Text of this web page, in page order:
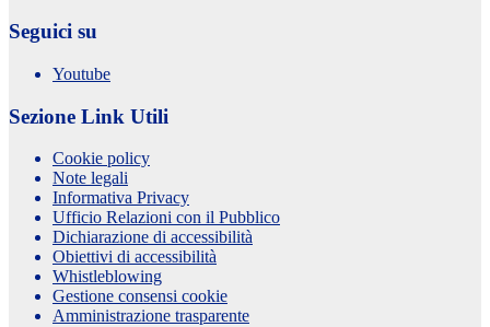
Seguici su
Youtube
Sezione Link Utili
Cookie policy
Note legali
Informativa Privacy
Ufficio Relazioni con il Pubblico
Dichiarazione di accessibilità
Obiettivi di accessibilità
Whistleblowing
Gestione consensi cookie
Amministrazione trasparente